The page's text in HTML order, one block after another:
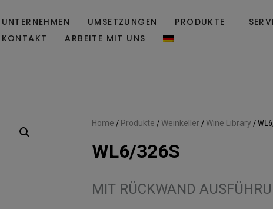
UNTERNEHMEN UMSETZUNGEN PRODUKTE
KONTAKT
ARBEITE MIT UNS
Home / Produkte /Weinkeller /Wine Library /
WL6/326S
MIT RÜCKWAND